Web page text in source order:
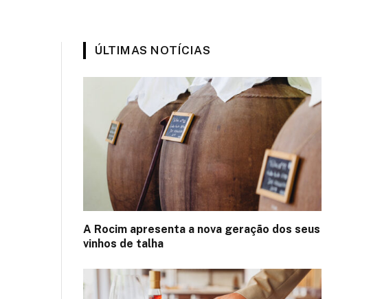
ÚLTIMAS NOTÍCIAS
A Rocim apresenta a nova geração dos seus
vinhos de talha